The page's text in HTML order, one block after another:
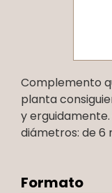
Complemento
planta
y
diámetros: de 6
Formato